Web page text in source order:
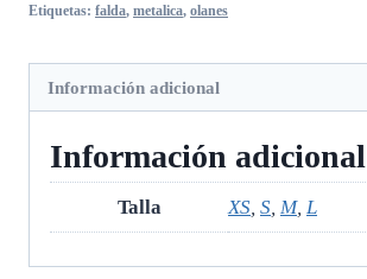
Etiquetas: falda, metalica, olanes
Información adicional
Información adicional
Talla XS, S, M, L